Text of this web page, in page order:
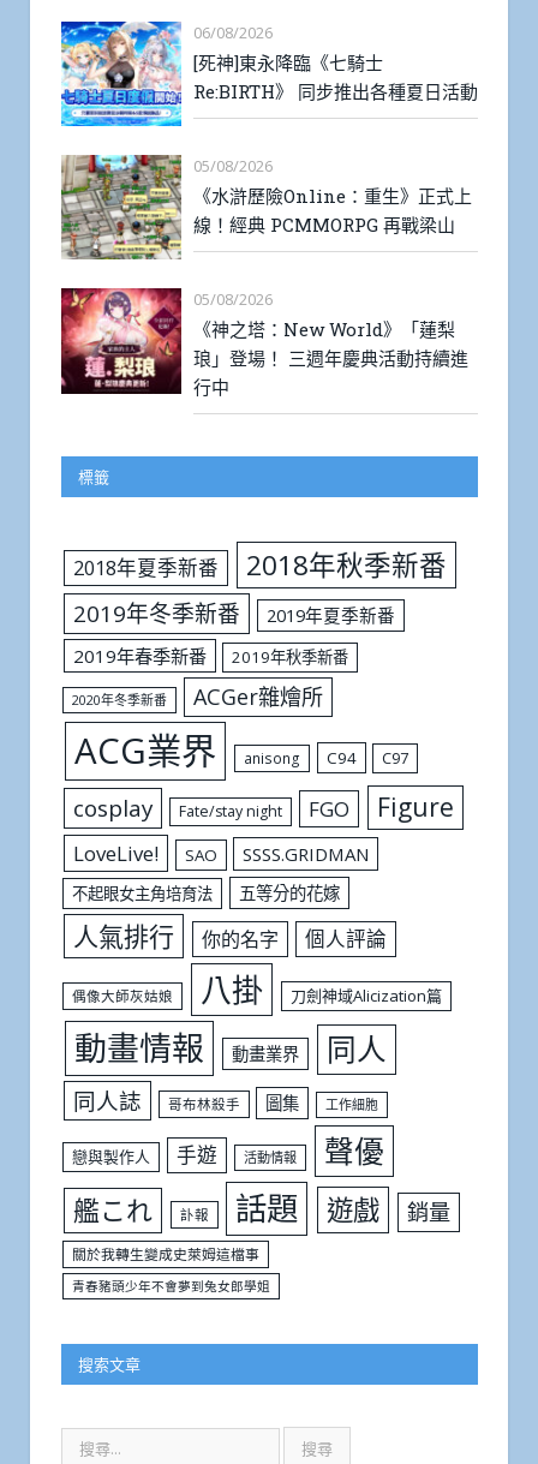
06/08/2026
[死神]東永降臨《七騎士
Re:BIRTH》 同步推出各種夏日活動
05/08/2026
《水滸歷險Online：重生》正式上
線！經典 PCMMORPG 再戰梁山
05/08/2026
《神之塔：New World》「蓮梨
琅」登場！ 三週年慶典活動持續進
行中
標籤
2018年夏季新番 2018年秋季新番
2019年冬季新番
2019年夏季新番
2019年春季新番
2019年秋季新番
2020年冬季新番 ACGer雜燴所
ACG業界 anisong C94 C97
cosplay Fate/stay night FGO Figure
LoveLive! SAO SSSS.GRIDMAN
不起眼女主角培育法 五等分的花嫁
人氣排行 你的名字 個人評論
偶像大師灰姑娘 八掛 刀劍神域Alicization篇
動畫情報 動畫業界 同人
同人誌 哥布林殺手 圖集 工作細胞
戀與製作人 手遊 活動情報 聲優
艦これ 訃報 話題 遊戲 銷量
關於我轉生變成史萊姆這檔事
青春豬頭少年不會夢到兔女郎學姐
搜索文章